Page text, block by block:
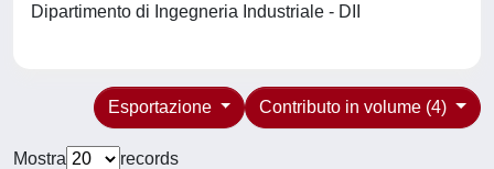
Dipartimento di Ingegneria Industriale - DII
Contributo in volume (4)
Esportazione
Mostra
records